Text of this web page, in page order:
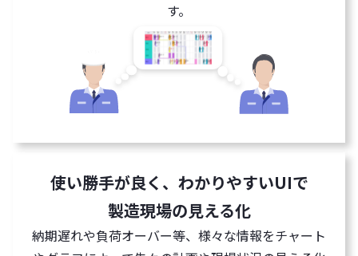
す。
使い勝手が良く、わかりやすいUIで
製造現場の見える化
納期遅れや負荷オーバー等、様々な情報をチャート